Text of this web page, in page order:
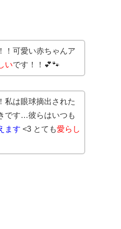
！可愛い赤ちゃんア
いです！！💕🐾
私は眼球摘出された
です…彼らはいつも
ます <3 とても愛らし